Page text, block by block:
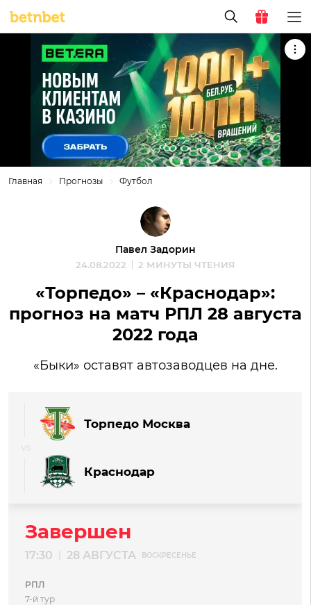
Главная Прогнозы Футбол
Павел Задорин
24.08.2022 2 МИНУТЫ ЧТЕНИЯ
«Торпедо» – «Краснодар»:
прогноз на матч РПЛ 28 августа
2022 года
«Быки» оставят автозаводцев на дне.
Торпедо Москва
Краснодар
Завершен
17:30 28 АВГУСТА ВОСКРЕСЕНЬЕ
РПЛ
7-й тур